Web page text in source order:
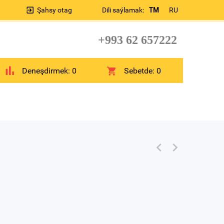
Dili saýlamak: TM RU
Şahsy otag
+993 62 657222
Deneşdirmek: 0 Sebetde:0